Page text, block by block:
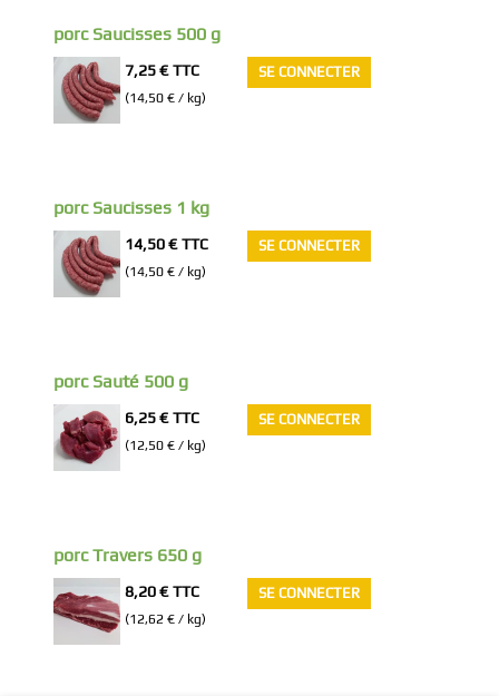
porc Saucisses 500 g
7,25 € TTC
(14,50 € / kg)
SE CONNECTER
porc Saucisses 1 kg
14,50 € TTC
(14,50 € / kg)
SE CONNECTER
porc Sauté 500 g
6,25 € TTC
(12,50 € / kg)
SE CONNECTER
porc Travers 650 g
8,20 € TTC
(12,62 € / kg)
SE CONNECTER